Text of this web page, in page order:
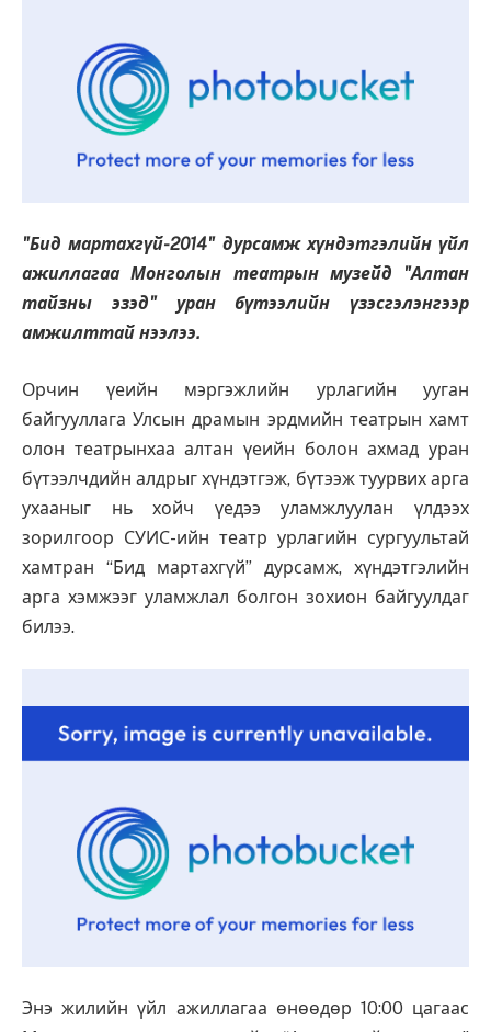
"Бид мартахгүй-2014" дурсамж хүндэтгэлийн үйл
ажиллагаа Монголын театрын музейд "Алтан
тайзны эзэд" уран бүтээлийн үзэсгэлэнгээр
амжилттай нээлээ.
Орчин үеийн мэргэжлийн урлагийн ууган
байгууллага Улсын драмын эрдмийн театрын хамт
олон театрынхаа алтан үеийн болон ахмад уран
бүтээлчдийн алдрыг хүндэтгэж, бүтээж туурвих арга
ухааныг нь хойч үедээ уламжлуулан үлдээх
зорилгоор СУИС-ийн театр урлагийн сургуультай
хамтран “Бид мартахгүй” дурсамж, хүндэтгэлийн
арга хэмжээг уламжлал болгон зохион байгуулдаг
билээ.
Энэ жилийн үйл ажиллагаа өнөөдөр 10:00 цагаас